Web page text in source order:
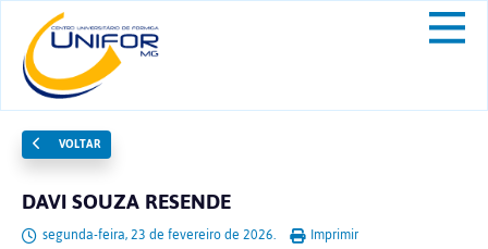
VOLTAR
DAVI SOUZA RESENDE
segunda-feira, 23 de fevereiro de 2026. Imprimir